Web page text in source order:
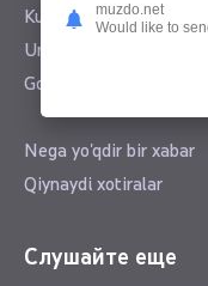
Kutardim balki kelar
Uni deb yonganimni
Go'zalim balki bilar
Nega yo'qdir bir xabar
Qiynaydi xotiralar
Yonganimni balki bilar
Слушайте еще
muzdo.net
Would like to